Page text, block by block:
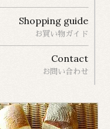
Shopping guide
お買い物ガイド
Contact
お問い合わせ